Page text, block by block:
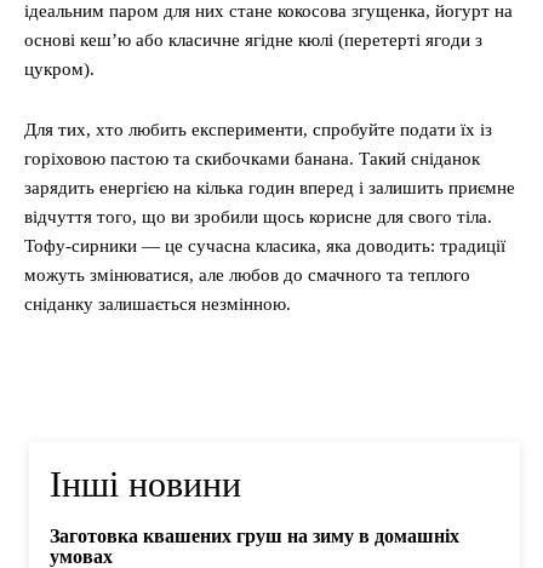
ідеальним паром для них стане кокосова згущенка, йогурт на
основі кеш’ю або класичне ягідне кюлі (перетерті ягоди з
цукром).
Для тих, хто любить експерименти, спробуйте подати їх із
горіховою пастою та скибочками банана. Такий сніданок
зарядить енергією на кілька годин вперед і залишить приємне
відчуття того, що ви зробили щось корисне для свого тіла.
Тофу-сирники — це сучасна класика, яка доводить: традиції
можуть змінюватися, але любов до смачного та теплого
сніданку залишається незмінною.
Інші новини
Заготовка квашених груш на зиму в домашніх
умовах